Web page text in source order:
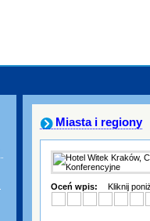
Miasta i regiony
Oceń wpis: Kliknij